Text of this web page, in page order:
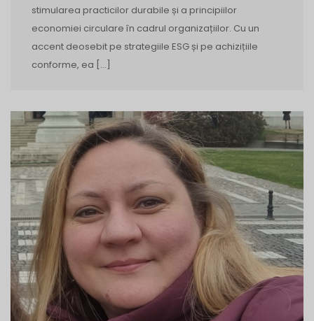
stimularea practicilor durabile și a principiilor
economiei circulare în cadrul organizațiilor. Cu un
accent deosebit pe strategiile ESG și pe achizițiile
conforme, ea […]